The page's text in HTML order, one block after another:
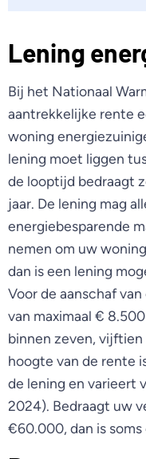
Lening
Bij het Nationaal
aantrekkelijke rente
woning
lening moet liggen
de looptijd bedraagt
jaar. De lening mag
energiebesparende
nemen om uw
dan is een lening
Voor de aanschaf
van maximaal €
binnen zeven,
hoogte van de rente
de lening en varieert
2024). Bedraagt uw
€60.000, dan is